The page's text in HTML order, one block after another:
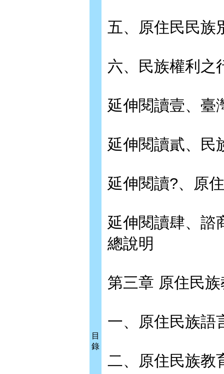
目
錄
五、原住民民族
六、民族權利之
延伸閱讀壹、臺
延伸閱讀貳、民
延伸閱讀?、原
延伸閱讀肆、諮
總說明
第三章 原住民
一、原住民族語
二、原住民族教